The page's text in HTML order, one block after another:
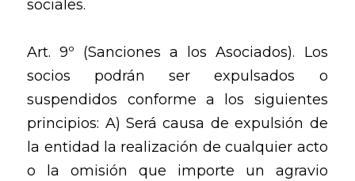
sociales.
Art. 9º (Sanciones a los Asociados). Los
socios podrán ser expulsados o
suspendidos conforme a los siguientes
principios: A) Será causa de expulsión de
la entidad la realización de cualquier acto
o la omisión que importe un agravio